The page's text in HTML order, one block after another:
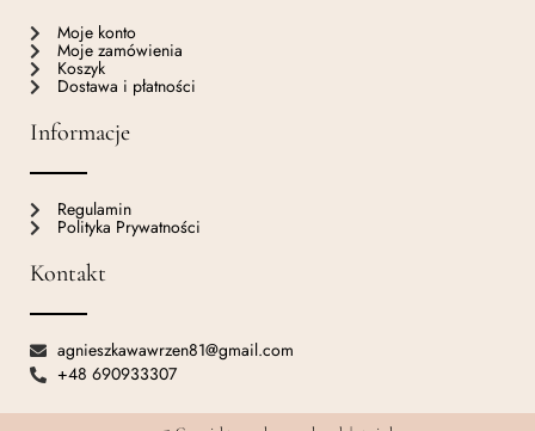
Moje konto
Moje zamówienia
Koszyk
Dostawa i płatności
Informacje
Regulamin
Polityka Prywatności
Kontakt
agnieszkawawrzen81@gmail.com
+48 690933307